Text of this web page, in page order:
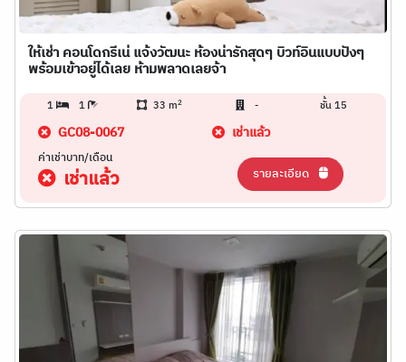
ให้เช่า คอนโดกรีเน่ แจ้งวัฒนะ ห้องน่ารักสุดๆ บิวท์อินแบบปังๆ
พร้อมเข้าอยู่ได้เลย ห้ามพลาดเลยจ้า
1 1 33 m2 - ชั้น 15
GC08-0067 เช่าแล้ว
ค่าเช่าบาท/เดือน
เช่าแล้ว รายละเอียด